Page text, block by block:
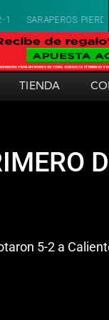
EL PRIMERO ANTE
TIENDA
5-2 a